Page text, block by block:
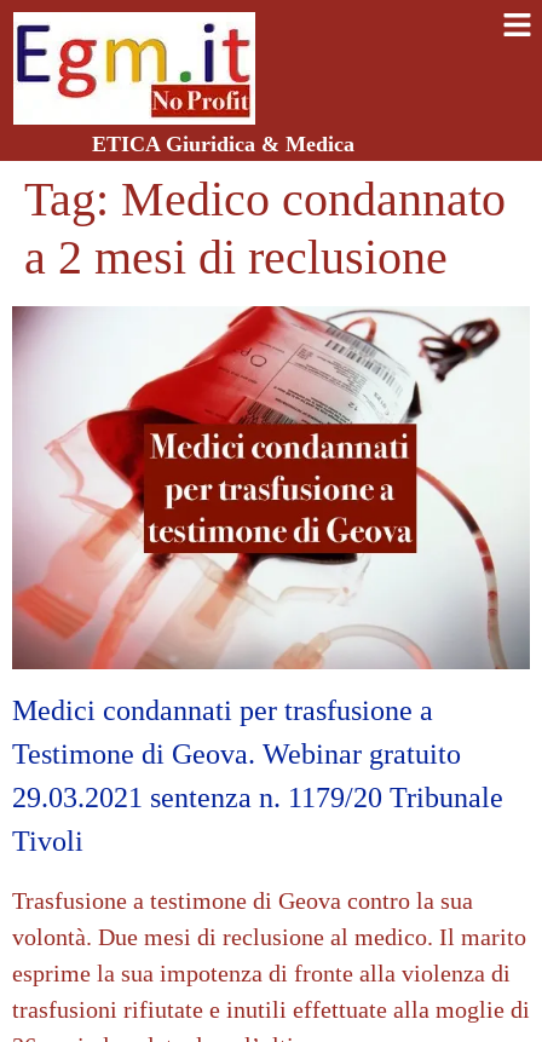
ETICA Giuridica & Medica
Tag: Medico condannato
a 2 mesi di reclusione
Medici condannati per trasfusione a
Testimone di Geova. Webinar gratuito
29.03.2021 sentenza n. 1179/20 Tribunale
Tivoli
Trasfusione a testimone di Geova contro la sua
volontà. Due mesi di reclusione al medico. Il marito
esprime la sua impotenza di fronte alla violenza di
trasfusioni rifiutate e inutili effettuate alla moglie di